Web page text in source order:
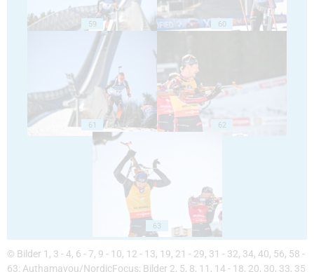
59 60
61 62
63
© Bilder 1, 3 - 4, 6 - 7, 9 - 10, 12 - 13, 19, 21 - 29, 31 - 32, 34, 40, 56, 58 -
63: Authamayou/NordicFocus; Bilder 2, 5, 8, 11, 14 - 18, 20, 30, 33, 35